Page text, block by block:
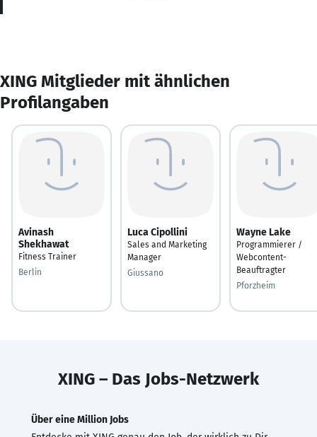
XING Mitglieder mit ähnlichen
Profilangaben
Avinash
Shekhawat
Fitness Trainer
Berlin
Luca Cipollini
Sales and Marketing
Manager
Giussano
Wayne Lake
Programmierer /
Webcontent-
Beauftragter
Pforzheim
XING – Das Jobs-Netzwerk
Über eine Million Jobs